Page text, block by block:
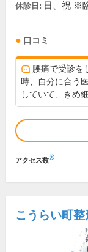
休診日: 日、祝 ※
口コミ
腰痛で受診を
時、自分に合う
していて、きめ細
アクセス数※
こうらい町